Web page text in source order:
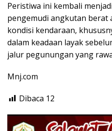
Peristiwa ini kembali
pengemudi angkutan berat
kondisi kendaraan,
dalam keadaan layak
jalur pegunungan yang
Mnj.com
Dibaca 12